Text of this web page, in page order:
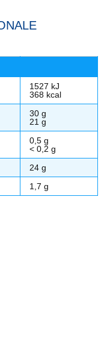
1527 kJ
368 kcal
30 g
21 g
0,5 g
< 0,2 g
24 g
1,7 g